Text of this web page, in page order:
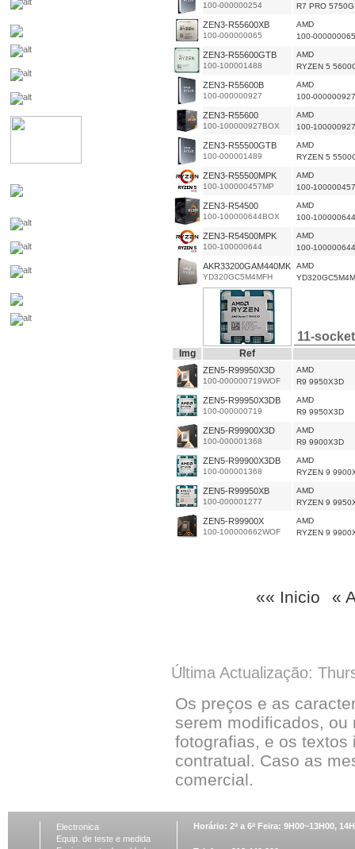
100-000000254
R7 PRO 5750G
ZEN3-R55600XB
100-000000065
AMD
100-000000065
ZEN3-R55600GTB
100-100001488
AMD
RYZEN 5
ZEN3-R55600B
100-000000927
AMD
100-000000927
ZEN3-R55600
100-100000927BOX
AMD
100-
ZEN3-R55500GTB
100-000001489
AMD
RYZEN 5
ZEN3-R55500MPK
100-100000457MP
AMD
100-
ZEN3-R54500
100-100000644BOX
AMD
100-
ZEN3-R54500MPK
100-100000644
AMD
100-
AKR33200GAM440MK
YD320GC5M4MFH
AMD
11-
Img Ref
ZEN5-R99950X3D
100-000000719WOF
AMD
R9 9950X3D
ZEN5-R99950X3DB
100-000000719
AMD
R9 9950X3D
ZEN5-R99900X3D
100-000001368
AMD
R9 9900X3D
ZEN5-R99900X3DB
100-000001368
AMD
RYZEN 9
ZEN5-R99950XB
100-000001277
AMD
RYZEN 9
ZEN5-R99900X
100-100000662WOF
AMD
RYZEN 9
«« Inicio «
Última Actualização:
Os preços e as
serem modificados, ou
fotografias, e os
contratual. Caso as
comercial.
Electronica
Equip. de teste e medida
Horário: 2ª a 6ª Feira: 9H00~13H00,